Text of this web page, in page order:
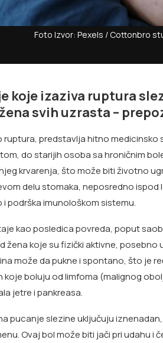
Foto Izvor: Pexels / Cottonbro
koje izaziva ruptura
svih uzrasta –
predstavlja hitno medicinsko
do starijih osoba sa hroničnim
krvarenja, što može biti životno
delu stomaka, neposredno ispod
podrška imunološkom sistemu.
kao posledica povreda, poput
žena koje su fizički aktivne,
može da pukne i spontano, što je
koje boluju od limfoma (malignog
jetre i pankreasa.
pucanje slezine uključuju
Ovaj bol može biti jači pri udahu